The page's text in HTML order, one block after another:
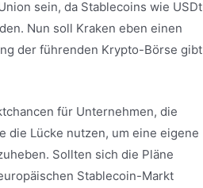
sein, da Stablecoins wie USDt
Nun soll Kraken eben einen
der führenden Krypto-Börse gibt
für Unternehmen, die
die Lücke nutzen, um eine eigene
Sollten sich die Pläne
Stablecoin-Markt